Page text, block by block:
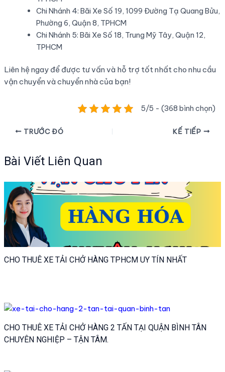
Chi Nhánh 4: Bãi Xe Số 19, 1099 Đường Tạ Quang Bửu,
Phường 6, Quận 8, TPHCM
Chi Nhánh 5: Bãi Xe Số 18, Trung Mỹ Tây, Quận 12,
TPHCM
Liên hệ ngay để được tư vấn và hỗ trợ tốt nhất cho nhu cầu
vận chuyển và chuyển nhà của bạn!
5/5 - (368 bình chọn)
Điều
bài
viết
TRƯỚC ĐÓ KẾ TIẾP
Bài Viết Liên Quan
CHO THUÊ XE TẢI CHỞ HÀNG TPHCM UY TÍN NHẤT
CHO THUÊ XE TẢI CHỞ HÀNG 2 TẤN TẠI QUẬN BÌNH TÂN
CHUYÊN NGHIỆP – TẬN TÂM.